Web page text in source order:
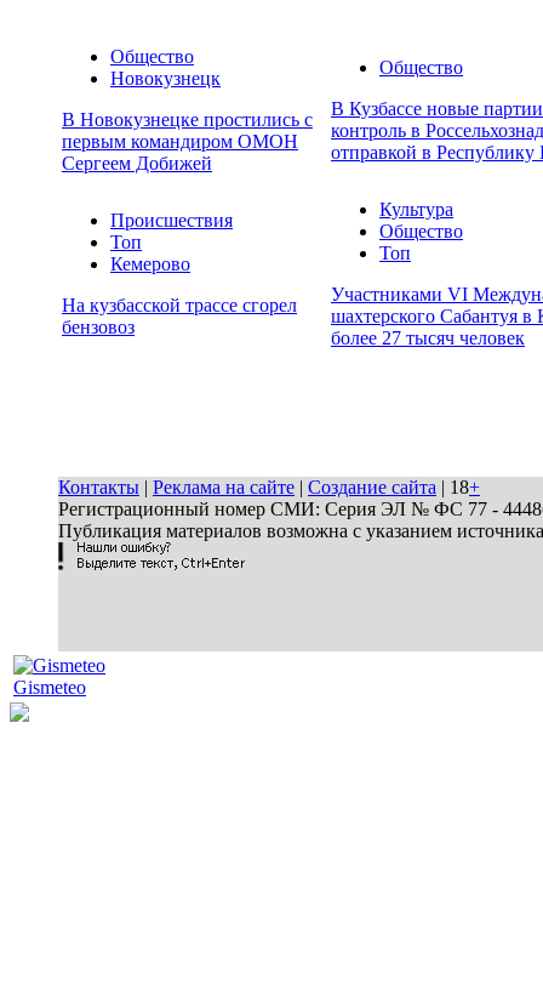
Общество
Новокузнецк
В Новокузнецке простились с
первым командиром ОМОН
Сергеем Добижей
Общество
В Кузбассе новые
контроль в
отправкой в Республику
Происшествия
Топ
Кемерово
На кузбасской трассе сгорел
бензовоз
Культура
Общество
Топ
Участниками VI
шахтерского Сабантуя в
более 27 тысяч человек
Контакты | Реклама на сайте | Создание сайта | 18+
Регистрационный номер СМИ: Серия ЭЛ № ФС 77 - 44486
Публикация материалов возможна с указанием
Gismeteo